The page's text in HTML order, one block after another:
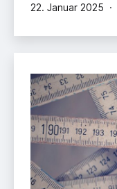
Veröffentlicht
22. Januar 2025